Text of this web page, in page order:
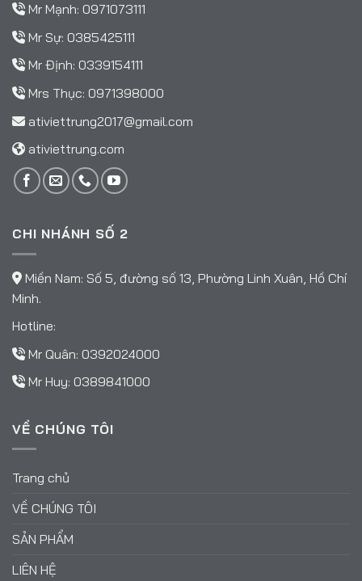
Mr Mạnh: 0971073111
Mr Sự: 0385425111
Mr Định: 0339154111
Mrs Thục: 0971398000
ativiettrung2017@gmail.com
ativiettrung.com
CHI NHÁNH SỐ 2
Miền Nam: Số 5, đường số 13, Phường Linh Xuân, Hồ Chí
Minh.
Hotline:
Mr Quân: 0392024000
Mr Huy: 0389841000
VỀ CHÚNG TÔI
Trang chủ
VỀ CHÚNG TÔI
SẢN PHẨM
LIÊN HỆ